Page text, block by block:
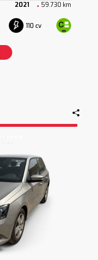
2021 59.730 km
110 cv